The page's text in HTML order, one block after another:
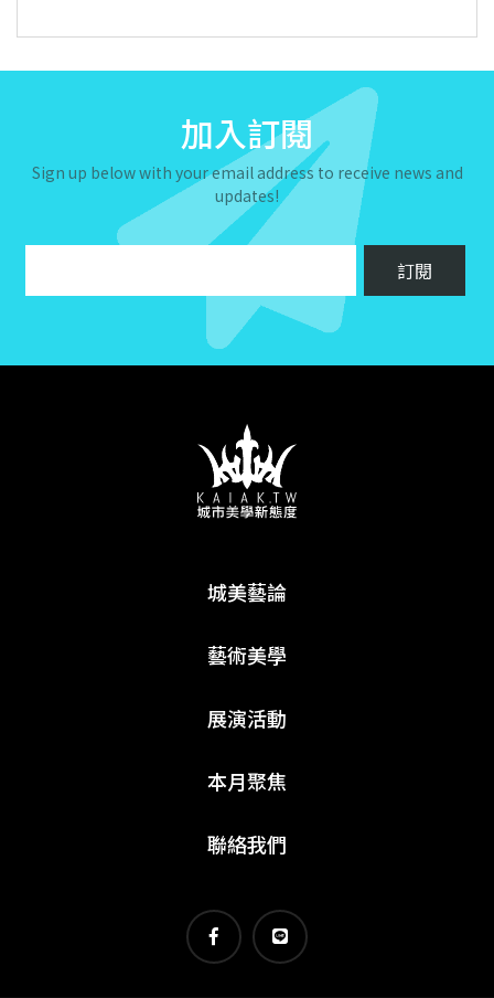
加入訂閱
Sign up below with your email address to receive news and
updates!
城美藝論
藝術美學
展演活動
本月聚焦
聯絡我們